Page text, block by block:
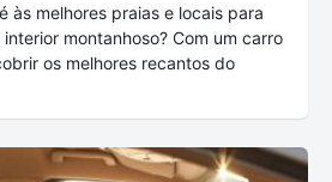
às melhores praias e locais para
montanhoso? Com um carro
os melhores recantos do